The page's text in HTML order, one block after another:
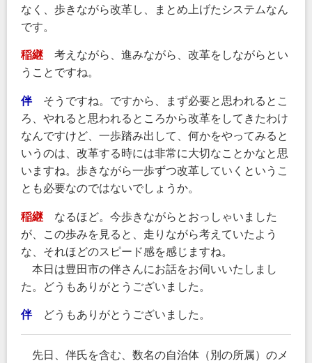
なく、歩きながら改革し、まとめ上げたシステムなん
です。
稲継 考えながら、進みながら、改革をしながらとい
うことですね。
伴 そうですね。ですから、まず必要と思われるとこ
ろ、やれると思われるところから改革をしてきたわけ
なんですけど、一歩踏み出して、何かをやってみると
いうのは、改革する時には非常に大切なことかなと思
いますね。歩きながら一歩ずつ改革していくというこ
とも必要なのではないでしょうか。
稲継 なるほど。今歩きながらとおっしゃいました
が、この歩みを見ると、走りながら考えていたよう
な、それほどのスピード感を感じますね。
本日は豊田市の伴さんにお話をお伺いいたしまし
た。どうもありがとうございました。
伴 どうもありがとうございました。
先日、伴氏を含む、数名の自治体（別の所属）のメ